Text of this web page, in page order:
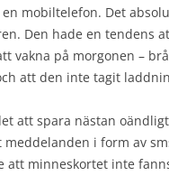
mobiltelefon. Det
Den hade en tendens
vakna på morgonen –
att den inte tagit
att spara nästan
i form av
att minneskortet inte